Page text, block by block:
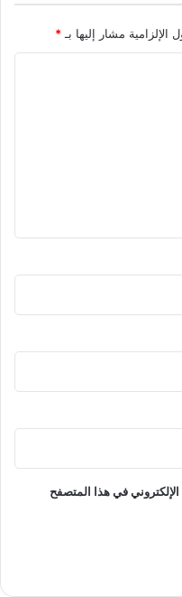
الإلزامية مشار إليها بـ*
في هذا المتصفح